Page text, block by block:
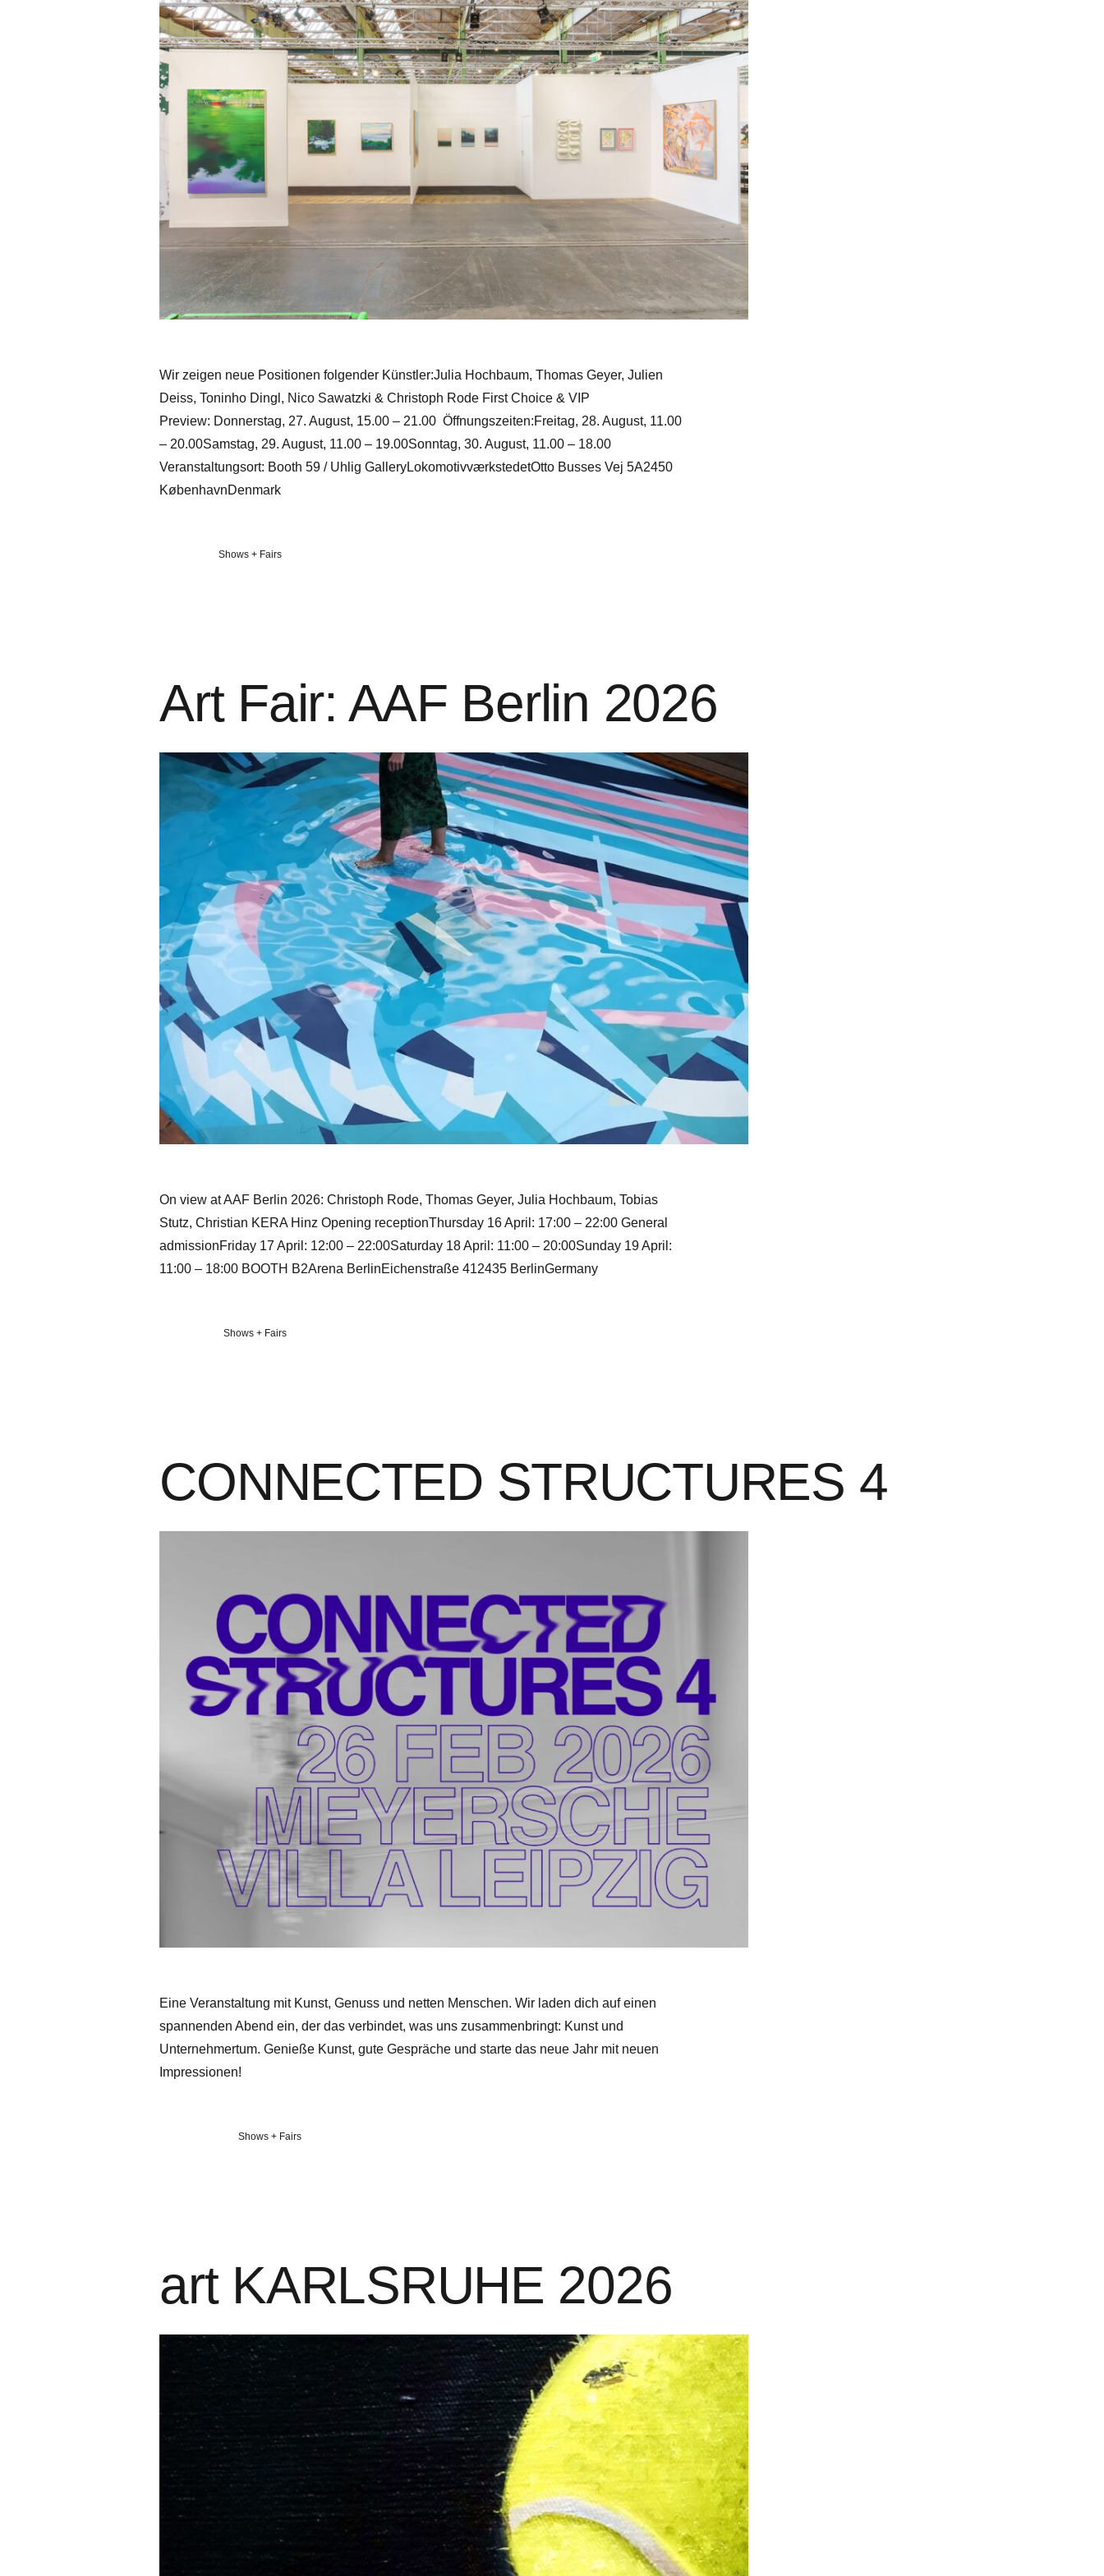
Wir zeigen neue Positionen folgender Künstler:Julia Hochbaum, Thomas Geyer, Julien
Deiss, Toninho Dingl, Nico Sawatzki & Christoph Rode First Choice & VIP
Preview: Donnerstag, 27. August, 15.00 – 21.00 Öffnungszeiten:Freitag, 28. August, 11.00
– 20.00Samstag, 29. August, 11.00 – 19.00Sonntag, 30. August, 11.00 – 18.00
Veranstaltungsort: Booth 59 / Uhlig GalleryLokomotivværkstedetOtto Busses Vej 5A2450
KøbenhavnDenmark
Veröffentlicht
Shows + Fairs
Art Fair: AAF Berlin 2026
On view at AAF Berlin 2026: Christoph Rode, Thomas Geyer, Julia Hochbaum, Tobias
Stutz, Christian KERA Hinz Opening receptionThursday 16 April: 17:00 – 22:00 General
admissionFriday 17 April: 12:00 – 22:00Saturday 18 April: 11:00 – 20:00Sunday 19 April:
11:00 – 18:00 BOOTH B2Arena BerlinEichenstraße 412435 BerlinGermany
Veröffentlicht
Shows + Fairs
CONNECTED STRUCTURES 4
Eine Veranstaltung mit Kunst, Genuss und netten Menschen. Wir laden dich auf einen
spannenden Abend ein, der das verbindet, was uns zusammenbringt: Kunst und
Unternehmertum. Genieße Kunst, gute Gespräche und starte das neue Jahr mit neuen
Impressionen!
Veröffentlicht
Shows + Fairs
art KARLSRUHE 2026